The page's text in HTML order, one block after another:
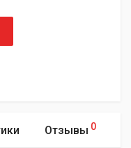
Отзывы 0